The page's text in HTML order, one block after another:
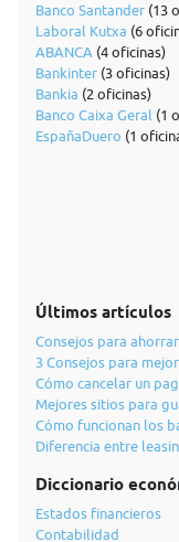
Banco Santander (13
Laboral Kutxa (6
ABANCA (4 oficinas)
Bankinter (3 oficinas)
Bankia (2 oficinas)
Banco Caixa Geral (1
EspañaDuero (1
Últimos artículos
Consejos para
3 Consejos para
Cómo cancelar un
Mejores sitios para
Cómo funcionan los
Diferencia entre
Diccionario
Estados financieros
Contabilidad